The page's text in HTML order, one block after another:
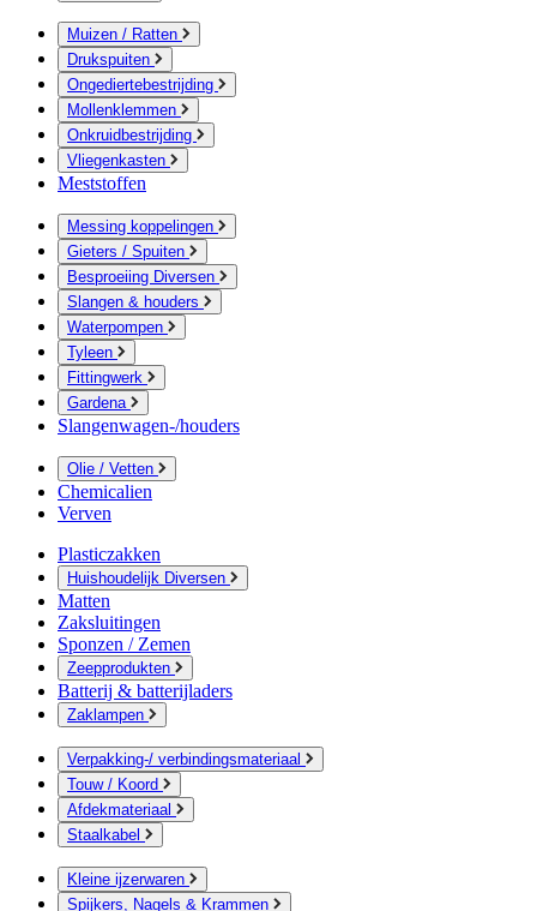
Muizen / Ratten
Drukspuiten
Ongediertebestrijding
Mollenklemmen
Onkruidbestrijding
Vliegenkasten
Meststoffen
Messing koppelingen
Gieters / Spuiten
Besproeiing Diversen
Slangen & houders
Waterpompen
Tyleen
Fittingwerk
Gardena
Slangenwagen-/houders
Olie / Vetten
Chemicalien
Verven
Plasticzakken
Huishoudelijk Diversen
Matten
Zaksluitingen
Sponzen / Zemen
Zeepprodukten
Batterij & batterijladers
Zaklampen
Verpakking-/ verbindingsmateriaal
Touw / Koord
Afdekmateriaal
Staalkabel
Kleine ijzerwaren
Spijkers, Nagels & Krammen